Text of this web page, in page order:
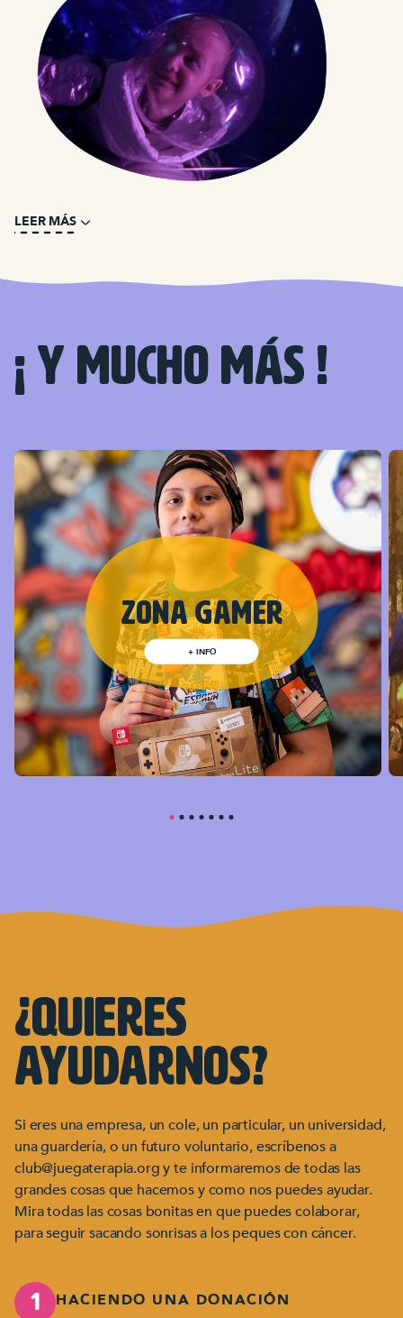
LEER MÁS
¡ Y mucho más !
Zona Gamer
+ INFO
¿Quieres
ayudarnos?
Si eres una empresa, un cole, un particular, un universidad,
una guardería, o un futuro voluntario, escríbenos a
club@juegaterapia.org y te informaremos de todas las
grandes cosas que hacemos y como nos puedes ayudar.
Mira todas las cosas bonitas en que puedes colaborar,
para seguir sacando sonrisas a los peques con cáncer.
1 HACIENDO UNA DONACIÓN